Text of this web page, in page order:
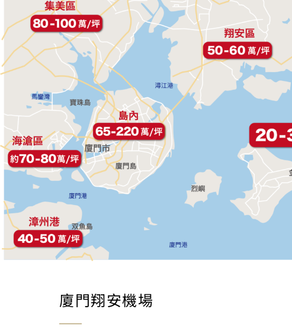
廈門翔安機場